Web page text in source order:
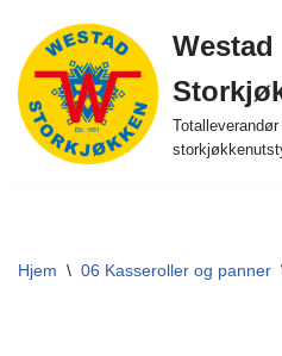
Hopp
til
innholdet
Westad
Hjem \ 06 Kasseroller og panner